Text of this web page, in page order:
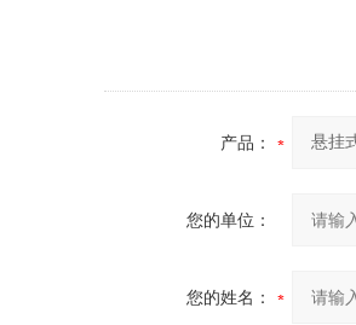
产品：
您的单位：
您的姓名：